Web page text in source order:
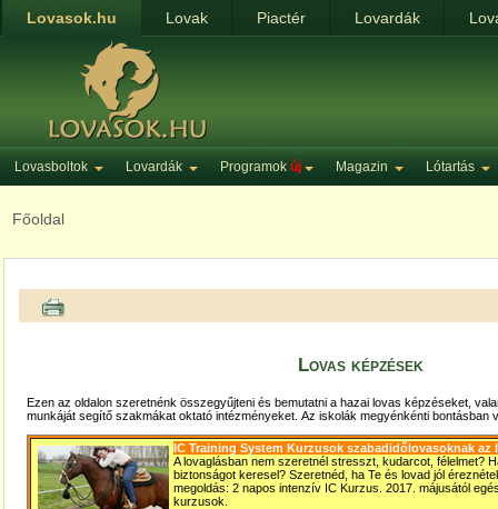
Lovasok.hu Lovak Piactér Lovardák
Lovasboltok Lovardák Programok új Magazin Lótartás
Főoldal
Lovas képzések
Ezen az oldalon szeretnénk összegyűjteni és bemutatni a hazai lovas képzéseket,
munkáját segítő szakmákat oktató intézményeket. Az iskolák megyénkénti bontásban
IC Training System Kurzusok szabadidőlovasoknak az
A lovaglásban nem szeretnél stresszt, kudarcot, félelmet?
biztonságot keresel? Szeretnéd, ha Te és lovad jól
megoldás: 2 napos intenzív IC Kurzus. 2017. májusától
kurzusok.